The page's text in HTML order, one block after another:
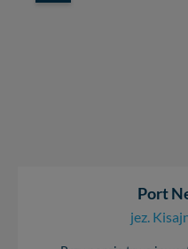
Port
jez.